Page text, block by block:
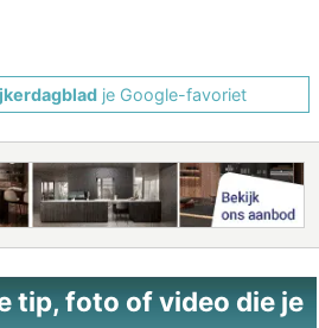
je Google-favoriet
tip, foto of video die je